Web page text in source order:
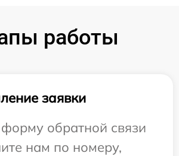
работы
заявки
обратной связи
нам по номеру,